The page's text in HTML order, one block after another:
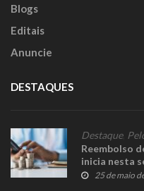
Blogs
Editais
Anuncie
DESTAQUES
Destaque,
Reembolso
inicia nesta
25 de maio